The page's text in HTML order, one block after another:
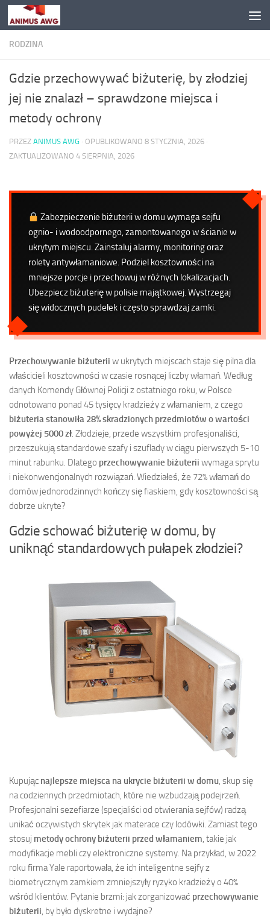
Przejdź do treści
RODZINA
Gdzie przechowywać biżuterię, by złodziej
jej nie znalazł – sprawdzone miejsca i
metody ochrony
PRZEZ ANIMUS AWG · OPUBLIKOWANO 8 STYCZNIA, 2026 ·
ZAKTUALIZOWANO 4 SIERPNIA, 2026
Zabezpieczenie biżuterii w domu wymaga sejfu
ognio- i wodoodpornego, zamontowanego w ścianie w
ukrytym miejscu. Zainstaluj alarmy, monitoring oraz
rolety antywłamaniowe. Podziel kosztowności na
mniejsze porcje i przechowuj w różnych lokalizacjach.
Ubezpiecz biżuterię w polisie majątkowej. Wystrzegaj
się widocznych pudełek i często sprawdzaj zamki.
Przechowywanie biżuterii w ukrytych miejscach staje się pilna dla
właścicieli kosztowności w czasie rosnącej liczby włamań. Według
danych Komendy Głównej Policji z ostatniego roku, w Polsce
odnotowano ponad 45 tysięcy kradzieży z włamaniem, z czego
biżuteria stanowiła 28% skradzionych przedmiotów o wartości
powyżej 5000 zł. Złodzieje, przede wszystkim profesjonaliści,
przeszukują standardowe szafy i szuflady w ciągu pierwszych 5-10
minut rabunku. Dlatego przechowywanie biżuterii wymaga sprytu
i niekonwencjonalnych rozwiązań. Wiedziałeś, że 72% włamań do
domów jednorodzinnych kończy się fiaskiem, gdy kosztowności są
dobrze ukryte?
Gdzie schować biżuterię w domu, by
uniknąć standardowych pułapek złodziei?
Kupując najlepsze miejsca na ukrycie biżuterii w domu, skup się
na codziennych przedmiotach, które nie wzbudzają podejrzeń.
Profesjonalni sezefiarze (specjaliści od otwierania sejfów) radzą
unikać oczywistych skrytek jak materace czy lodówki. Zamiast tego
stosuj metody ochrony biżuterii przed włamaniem, takie jak
modyfikacje mebli czy elektroniczne systemy. Na przykład, w 2022
roku firma Yale raportowała, że ich inteligentne sejfy z
biometrycznym zamkiem zmniejszyły ryzyko kradzieży o 40%
wśród klientów. Pytanie brzmi: jak zorganizować przechowywanie
biżuterii, by było dyskretne i wydajne?